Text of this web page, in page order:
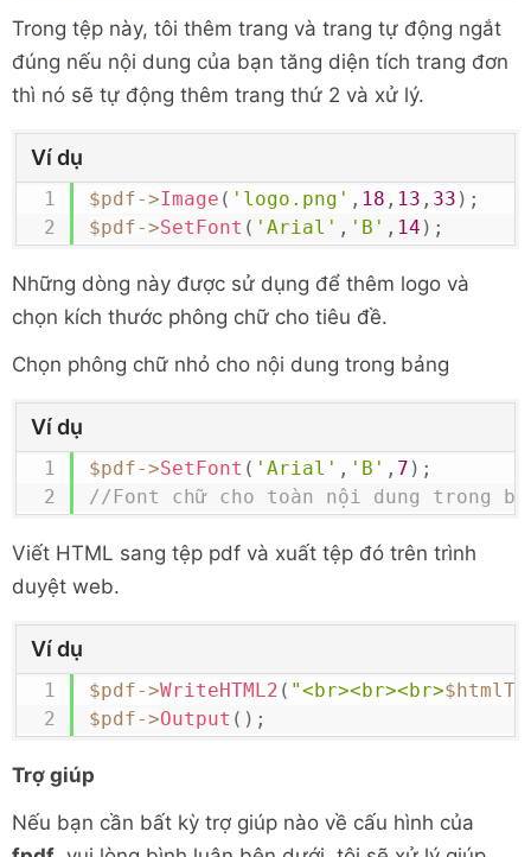
span class = " add-on
envelope
</ </span
<input type= "text
xlarge" name ="email" placeholder
</div>
</div>
< div class = " control-group
<label class="control-
div class= "controls
<
div "input-
< span class
globe"> </i></span >
</div >
</ div>
<div class="control-group
<div class="input-
<
span class=" add-on "
pencil"> </i > </ span
class
dung (Tối đa 200 ký tự)"></textarea
</
div >
<TD>Tên:</TD>
<TD>'. $_POST ['name'] .'</TD>
</TR>
</TR>
<TR>
<TD>'.$_POST ['url'] .'</TD>
</TR>
<TD>Nội dung:</TD>
<TD>'.$_POST['comment'].'</TD>
</TABLE>';
$pdf
-> WriteHTML2 "<br><br><br>
$pdf->SetFont('Arial','B',6);
$pdf
Output(
;
Trong tệp này, tôi thêm trang và trang tự động ngắt
đúng nếu nội dung của bạn tăng diện tích trang đơn
thì nó sẽ tự động thêm trang thứ 2 và xử lý.
Ví dụ
$pdf->Image ( 'logo.png' , 18 , 13 , 33 ) ;
$pdf->SetFont ( 'Arial' , 'B' , 14 ) ;
Những dòng này được sử dụng để thêm logo và
chọn kích thước phông chữ cho tiêu đề.
Chọn phông chữ nhỏ cho nội dung trong bảng
Ví dụ
$pdf->SetFont ( 'Arial' , 'B' , 7 ) ;
//Font chữ cho toàn nội dung trong
Viết HTML sang tệp pdf và xuất tệp đó trên trình
duyệt web.
Ví dụ
$pdf->WriteHTML2 ( "<br><br><br>
$pdf->Output ( ) ;
Trợ giúp
Nếu bạn cần bất kỳ trợ giúp nào về cấu hình của